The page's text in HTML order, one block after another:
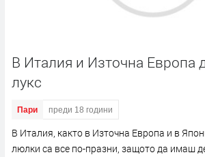
В Италия и Източна Европа
лукс
Пари преди 18 години
В Италия, както в Източна Европа и в
люлки са все по-празни, защото да имаш